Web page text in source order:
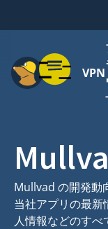
ニュVPN
Mullvad の開発動
当社アプリの最
人情報などのすべ